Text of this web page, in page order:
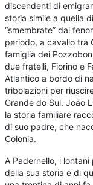
discendenti di
storia simile a quella
“smembrate” dal
periodo, a cavallo tra
famiglia dei
due fratelli, Fiorino e
Atlantico a bordo di
tribolazioni per
Grande do Sul. João
la storia familiare
di suo padre, che
Colonia.
A Padernello, i
della sua storia e di